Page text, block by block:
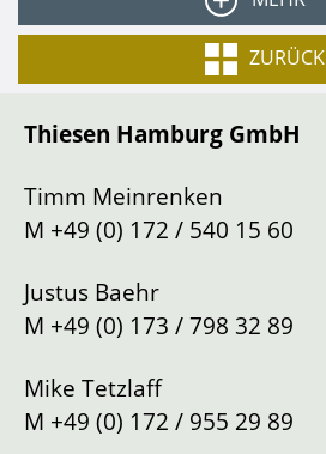
andere PKW
Lenkung
Links
ZURÜCK
Thiesen Hamburg GmbH
Timm Meinrenken
M +49 (0) 172 / 540 15 60
Justus Baehr
M +49 (0) 173 / 798 32 89
Mike Tetzlaff
M +49 (0) 172 / 955 29 89